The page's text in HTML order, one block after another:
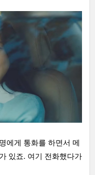
에게 통화를 하면서 메
있죠. 여기 전화했다가